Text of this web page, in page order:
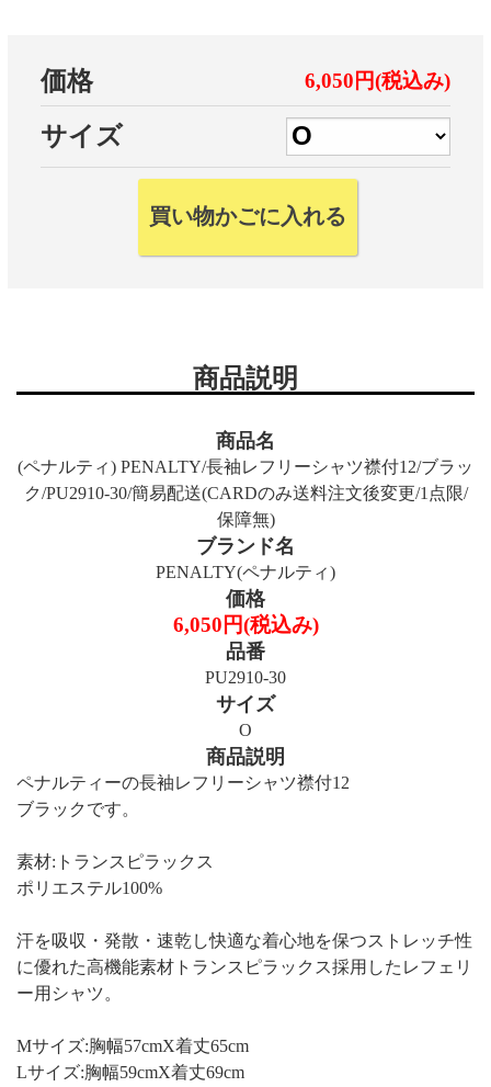
価格 6,050円(税込み)
サイズ
商品説明
商品名
(ペナルティ) PENALTY/長袖レフリーシャツ襟付12/ブラッ
ク/PU2910-30/簡易配送(CARDのみ送料注文後変更/1点限/
保障無)
ブランド名
PENALTY(ペナルティ)
価格
6,050円(税込み)
品番
PU2910-30
サイズ
O
商品説明
ペナルティーの長袖レフリーシャツ襟付12
ブラックです。
素材:トランスピラックス
ポリエステル100%
汗を吸収・発散・速乾し快適な着心地を保つストレッチ性
に優れた高機能素材トランスピラックス採用したレフェリ
ー用シャツ。
Mサイズ:胸幅57cmX着丈65cm
Lサイズ:胸幅59cmX着丈69cm